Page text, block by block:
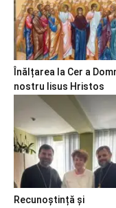
Înălțarea la Cer a
nostru Iisus Hristos
Recunoștință și